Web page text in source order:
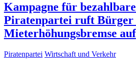
Kampagne für
Piratenpartei ruft Bürger
Mieterhöhungsbremse auf
Piratenpartei Wirtschaft und Verkehr